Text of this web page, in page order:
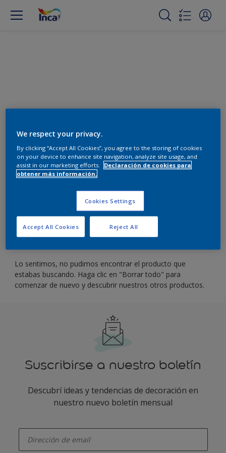
Encuentra los productos para
tu proyecto
Productos encontrados
Filter
Lo sentimos, no pudimos encontrar el producto que
estabas buscando. Haga clic en "Borrar todo" para
comenzar de nuevo y descubrir nuestros otros productos.
Suscribirse a nuestro boletín
Descubrí ideas y tendencias de decoración en
nuestro nuevo boletín mensual
We respect your privacy.
By clicking “Accept All Cookies”, you agree to the storing of cookies
on your device to enhance site navigation, analyze site usage, and
assist in our marketing efforts.
Declaración de cookies para
obtener más información.
Cookies Settings
Reject All
Accept All Cookies